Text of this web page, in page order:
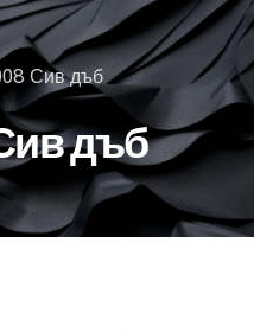
Сив дъб
дъб